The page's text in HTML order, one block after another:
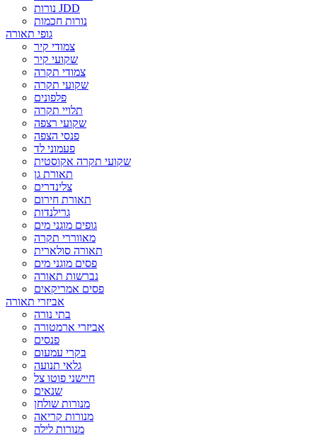
נורות JDD
נורות חכמות
גופי תאורה
צמודי קיר
שקועי קיר
צמודי תקרה
שקועי תקרה
פלפונים
תלויי תקרה
שקועי רצפה
פנסי הצפה
פעמוני לד
שקועי תקרה אקוסטית
תאורת גן
צלינדרים
תאורת חירום
גרילנדות
גופים מוגני מים
מאווררי תקרה
תאורה סולארית
פסים מוגני מים
נברשות תאורה
פסים אמריקאים
אביזרי תאורה
בתי נורה
אביזרי ארמטורה
פנסים
בקרי עמעום
גלאי תנועה
חיישני פוטו צל
שנאים
מנורות שולחן
מנורות קריאה
מנורות לילה